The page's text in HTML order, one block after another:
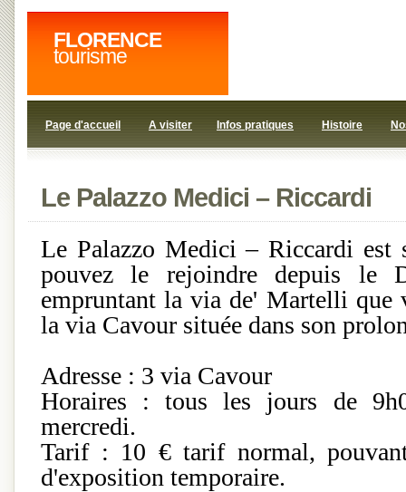
FLORENCE
tourisme
Page d'accueil A visiter Infos pratiques Histoire
Le Palazzo Medici – Riccardi
Le Palazzo Medici – Riccardi est
pouvez le rejoindre depuis le
empruntant la via de' Martelli que
la via Cavour située dans son
Adresse : 3 via Cavour
Horaires : tous les jours de
mercredi.
Tarif : 10 € tarif normal,
d'exposition temporaire.